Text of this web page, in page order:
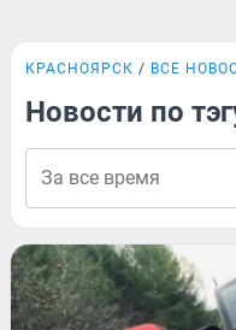
КРАСНОЯРСК ВСЕ
Новости по